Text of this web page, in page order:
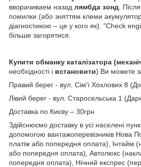
вворачиваем назад лямбда зонд .
помилки (або зняттям клеми
діагностикою – це у кого як). "Check
більше загорятися.
Купити обманку каталізатора
необхідності і встановити) Ви можете
Правий берег - вул. Сім'ї Хохлових 8
Лівий берег - вул. Старосельська 1
Доставка по Києву – 30грн
Здійснюємо доставку в усі населені
допомогою вантажоперевізників Нова
платіж або попередня оплата), Інтайм
або попередня оплата), Автолюкс
попередня оплата), Нічний експрес